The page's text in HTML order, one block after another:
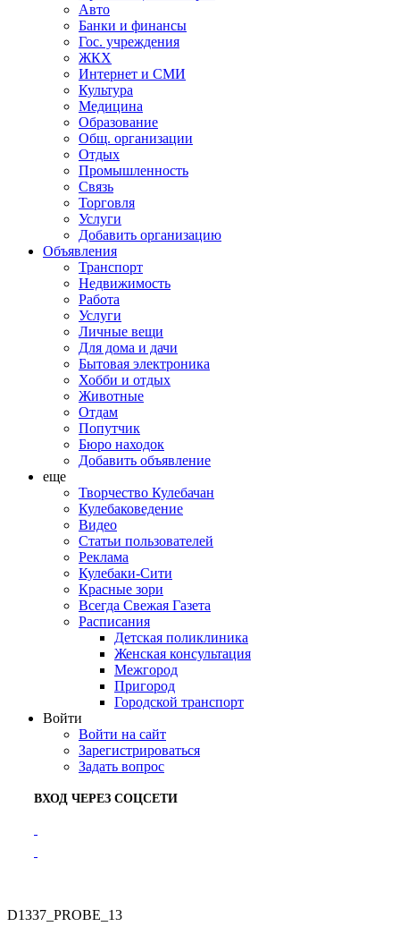
Авто
Банки и финансы
Гос. учреждения
ЖКХ
Интернет и СМИ
Культура
Медицина
Образование
Общ. организации
Отдых
Промышленность
Связь
Торговля
Услуги
Добавить организацию
Объявления
Транспорт
Недвижимость
Работа
Услуги
Личные вещи
Для дома и дачи
Бытовая электроника
Хобби и отдых
Животные
Отдам
Попутчик
Бюро находок
Добавить объявление
еще
Творчество Кулебачан
Кулебаковедение
Видео
Статьи пользователей
Реклама
Кулебаки-Сити
Красные зори
Всегда Свежая Газета
Расписания
Детская поликлиника
Женская консультация
Межгород
Пригород
Городской транспорт
Войти
Войти на сайт
Зарегистрироваться
Задать вопрос
ВХОД ЧЕРЕЗ СОЦСЕТИ